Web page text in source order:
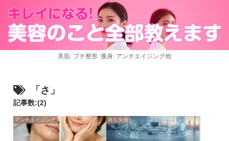
美肌･プチ整形･痩身･アンチエイジング他
「さ」
記事数:(2)
アンチエイジング 再生医療